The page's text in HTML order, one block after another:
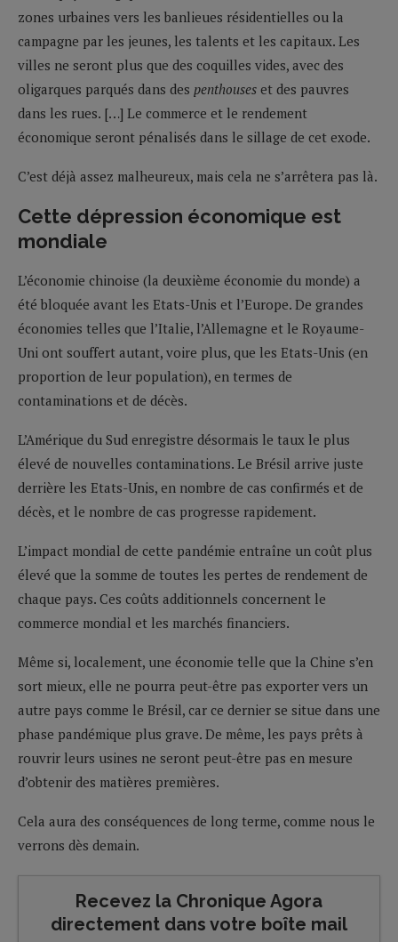
zones urbaines vers les banlieues résidentielles ou la
campagne par les jeunes, les talents et les capitaux. Les
villes ne seront plus que des coquilles vides, avec des
oligarques parqués dans des penthouses et des pauvres
dans les rues. […] Le commerce et le rendement
économique seront pénalisés dans le sillage de cet exode.
C’est déjà assez malheureux, mais cela ne s’arrêtera pas là.
Cette dépression économique est
mondiale
L’économie chinoise (la deuxième économie du monde) a
été bloquée avant les Etats-Unis et l’Europe. De grandes
économies telles que l’Italie, l’Allemagne et le Royaume-
Uni ont souffert autant, voire plus, que les Etats-Unis (en
proportion de leur population), en termes de
contaminations et de décès.
L’Amérique du Sud enregistre désormais le taux le plus
élevé de nouvelles contaminations. Le Brésil arrive juste
derrière les Etats-Unis, en nombre de cas confirmés et de
décès, et le nombre de cas progresse rapidement.
L’impact mondial de cette pandémie entraîne un coût plus
élevé que la somme de toutes les pertes de rendement de
chaque pays. Ces coûts additionnels concernent le
commerce mondial et les marchés financiers.
Même si, localement, une économie telle que la Chine s’en
sort mieux, elle ne pourra peut-être pas exporter vers un
autre pays comme le Brésil, car ce dernier se situe dans une
phase pandémique plus grave. De même, les pays prêts à
rouvrir leurs usines ne seront peut-être pas en mesure
d’obtenir des matières premières.
Cela aura des conséquences de long terme, comme nous le
verrons dès demain.
Recevez la Chronique Agora
directement dans votre boîte mail